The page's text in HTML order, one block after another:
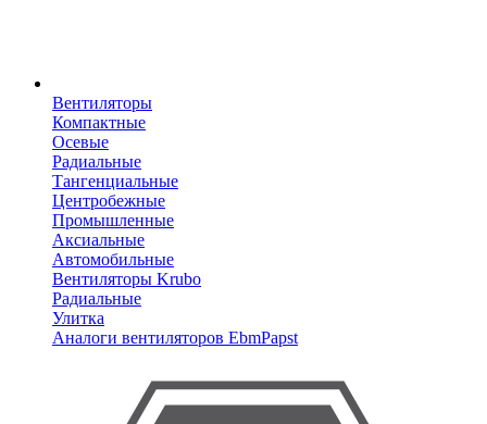
Вентиляторы
Компактные
Осевые
Радиальные
Тангенциальные
Центробежные
Промышленные
Аксиальные
Автомобильные
Вентиляторы Krubo
Радиальные
Улитка
Аналоги вентиляторов EbmPapst